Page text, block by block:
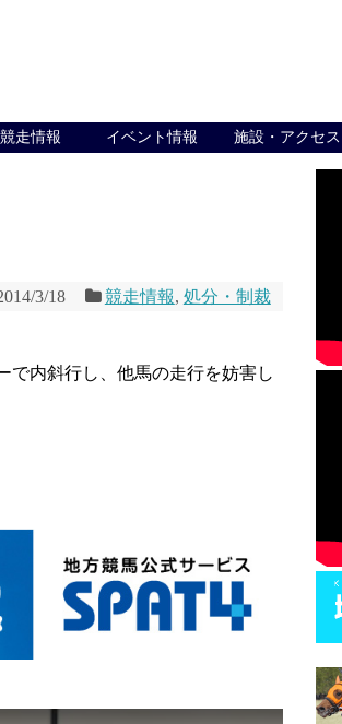
走情報 イベント情報 施設・アクセス
3/18 競走情報, 処分・制裁
で内斜行し、他馬の走行を妨害し